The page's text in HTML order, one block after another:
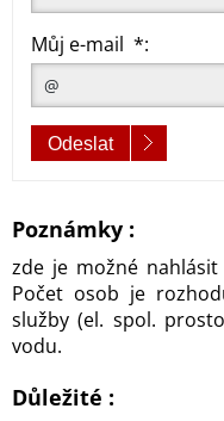
Můj e-mail *:
Odeslat
Poznámky :
zde je možné
Počet osob je
služby (el. spol.
vodu.
Důležité :